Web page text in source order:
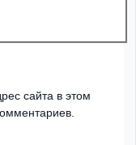
сайта в этом